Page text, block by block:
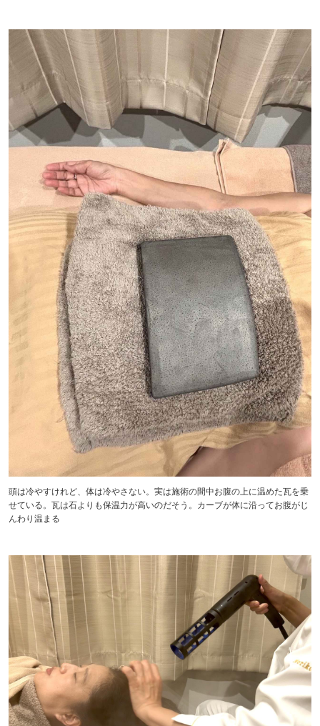
頭は冷やすけれど、体は冷やさない。実は施術の間中お腹の上に温めた瓦を乗
せている。瓦は石よりも保温力が高いのだそう。カーブが体に沿ってお腹がじ
んわり温まる